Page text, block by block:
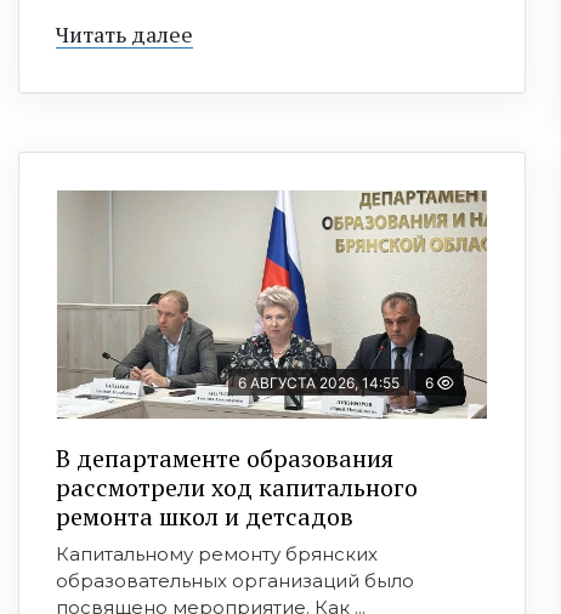
Читать далее
6 АВГУСТА 2026, 14:55 6
В департаменте образования
рассмотрели ход капитального
ремонта школ и детсадов
Капитальному ремонту брянских
образовательных организаций было
посвящено мероприятие. Как ...